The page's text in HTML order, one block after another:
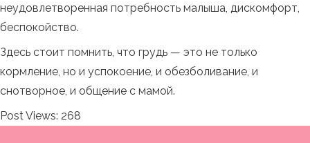
неудовлетворенная потребность малыша, дискомфорт,
беспокойство.
Здесь стоит помнить, что грудь — это не только
кормление, но и успокоение, и обезболивание, и
снотворное, и общение с мамой.
Post Views: 268